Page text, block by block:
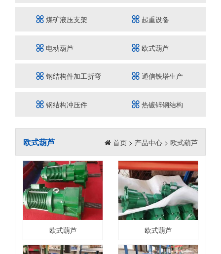
煤矿液压支架 起重设备
电动葫芦 欧式葫芦
钢结构件加工折弯
冲孔焊接
通信铁塔生产
钢结构冲压件 热镀锌钢结构
欧式葫芦 首页 > 产品中心 > 欧式葫芦
欧式葫芦 欧式葫芦